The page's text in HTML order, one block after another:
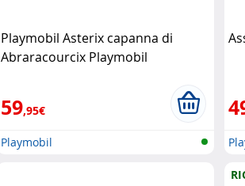
Playmobil Asterix capanna di
Abraracourcix Playmobil
59,95€
Playmobil